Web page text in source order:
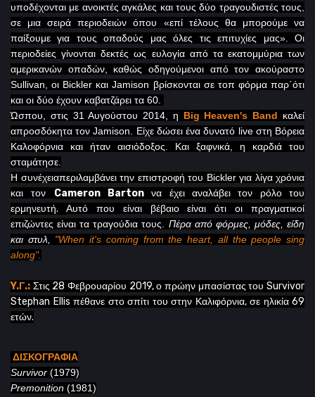
υποδέχονται με ανοικτές αγκάλες και τους δύο τραγουδιστές τους,
σε μια σειρά περιοδειών όπου «επί τέλους θα μπορούμε να
παίξουμε για τους οπαδούς μας όλες τις επιτυχίες μας». Οι
περιοδείες γίνονται δεκτές ως ευλογία από τα εκατομμύρια των
αμερικανών οπαδών, καθώς οδηγούμενοι από τον ακούραστο
Sullivan, οι Bickler και Jamison βρίσκονται σε τοπ φόρμα παρ΄ότι
και οι δύο έχουν καβατζάρει τα 60.
Ώσπου, στις 31 Αυγούστου 2014, η Big Heaven's Band καλεί
απροσδόκητα τονJamison . Είχε δώσει ένα δυνατό live στη Βόρεια
Καλοφόρνια και ήταν αισιόδοξος. Και ξαφνικά, η καρδιά του
σταμάτησε.
Η συνέχειαπεριλαμβάνει την επιστροφή του Bickler για λίγα χρόνια
και τον Cameron Barton να έχει αναλάβει τον ρόλο του
ερμηνευτή. Αυτό που είναι βέβαιο είναι ότι οι πραγματικοί
επιζώντες είναι τα τραγούδια τους. Πέρα από φόρμες, μόδες,είδη
και στυλ
"When it's coming from the heart, all the people sing
along".
Y.Γ.: Στις 28 Φεβρουαρίου 2019, ο πρώην μπασίστας του Survivor
Stephan Ellis πέθανε στο σπίτι του στην Καλιφόρνια, σε ηλικία 69
ετών.
ΔΙΣΚΟΓΡΑΦΙΑ
Survivor (1979)
Premonition (1981)